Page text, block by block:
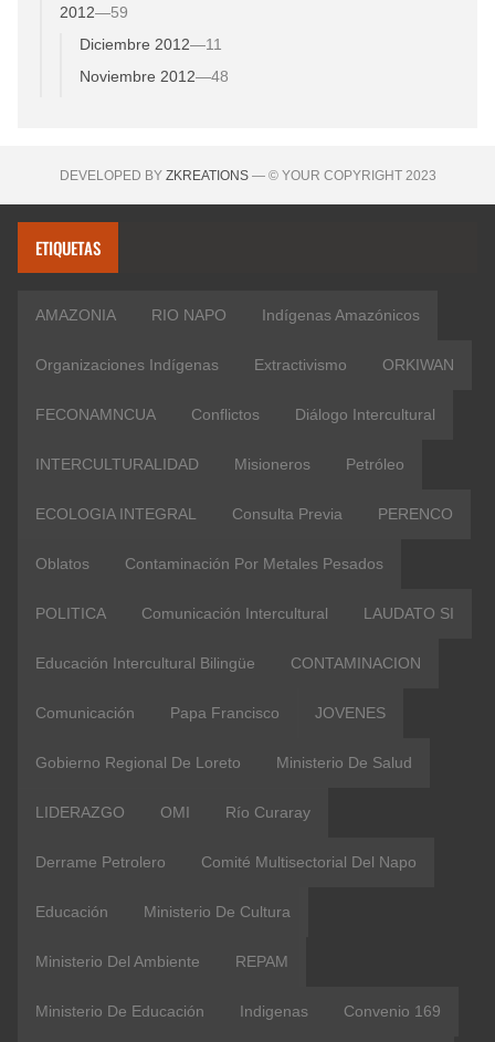
2012—59
Diciembre 2012—11
Noviembre 2012—48
DEVELOPED BY ZKREATIONS— © YOUR COPYRIGHT 2023
ETIQUETAS
AMAZONIA RIO NAPO Indígenas Amazónicos
Organizaciones Indígenas Extractivismo ORKIWAN
FECONAMNCUA Conflictos Diálogo Intercultural
INTERCULTURALIDAD Misioneros Petróleo
ECOLOGIA INTEGRAL Consulta Previa PERENCO
Oblatos Contaminación Por Metales Pesados
POLITICA Comunicación Intercultural LAUDATO SI
Educación Intercultural Bilingüe CONTAMINACION
Comunicación Papa Francisco JOVENES
Gobierno Regional De Loreto Ministerio De Salud
LIDERAZGO OMI Río Curaray
Derrame Petrolero Comité Multisectorial Del Napo
Educación Ministerio De Cultura
Ministerio Del Ambiente REPAM
Ministerio De Educación Indigenas Convenio 169